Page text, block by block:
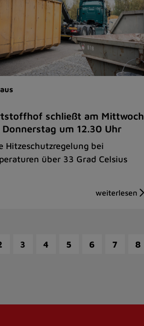
schließt am Mittwoch
Donnerstag um 12.30 Uhr
Hitzeschutzregelung bei
über 33 Grad Celsius
3 4 5 6 7 8